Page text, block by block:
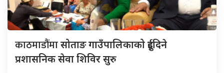
काठमाडौंमासोताङ गाउँपालिकाको दुईदिने
प्रशासनिक सेवा शिविर सुरु